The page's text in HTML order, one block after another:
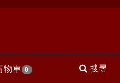
物車 0 搜尋